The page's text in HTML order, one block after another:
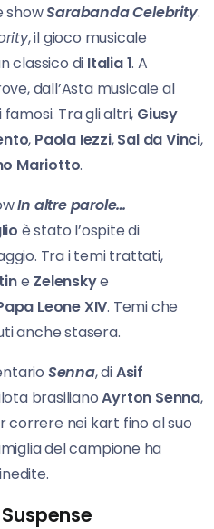
showSarabanda Celebrity.
, il gioco musicale
classico di Italia 1. A
dall’Asta musicale al
Tra gli altri, Giusy
, Paola Iezzi,Sal da Vinci,
Mariotto.
In altre parole…
è stato l’ospite di
Tra i temi trattati,
e Zelenskye
Leone XIV. Temi che
anche stasera.
Senna, diAsif
brasilianoAyrton Senna,
correre nei kart fino al suo
del campione ha